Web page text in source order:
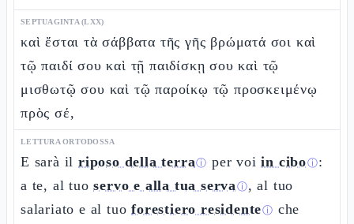
SEPTUAGINTA (LXX)
καὶ ἔσται τὰ σάββατα τῆς γῆς βρώματά σοι καὶ
τῷ παιδί σου καὶ τῇ παιδίσκῃ σου καὶ τῷ
μισθωτῷ σου καὶ τῷ παροίκῳ τῷ προσκειμένῳ
πρὸς σέ,
LETTURA ORTODOSSA
E sarà il riposo della terraⓘ per voiin ciboⓘ:
a te, al tuoservo e alla tua servaⓘ, al tuo
salariato e al tuoforestiero residenteⓘ che